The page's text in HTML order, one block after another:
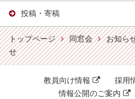
投稿・寄稿
トップページ 同窓会 お知ら
せ
教員向け情報 採用
情報公開のご案内